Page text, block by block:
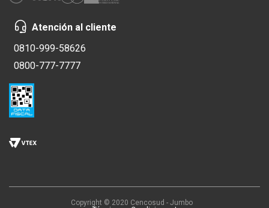
Atención al cliente
0810-999-58626
0800-777-7777
Copyright © 2020 Cencosud - Jumbo